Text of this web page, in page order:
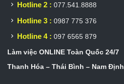
Hotline 2 : 077.541.8888
Hotline 3 : 0987 775 376
Hotline 4 : 097 6565 879
Làm việc ONLINE Toàn Quốc 24/7
Thanh Hóa – Thái Bình – Nam Định